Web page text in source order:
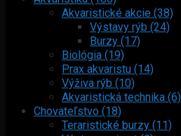
Akvaristické akcie (38)
Výstavy rýb (24)
Burzy (17)
Biológia (19)
Prax akvaristu (14)
Výživa rýb (10)
Akvaristická technika (6)
Chovateľstvo (18)
Teraristické burzy (11)